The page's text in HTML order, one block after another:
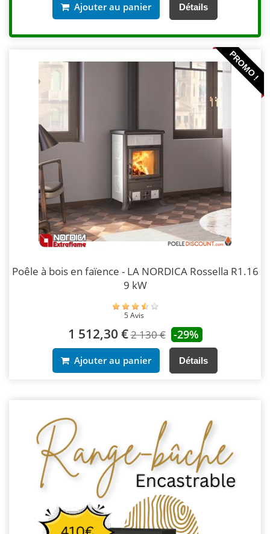
Ajouter au panier Détails
PROMO !
Poêle à bois en faïence - LA NORDICA Rossella R1.16
9 kW
5 Avis
1 512,30 €2 130 € -29%
Ajouter au panier Détails